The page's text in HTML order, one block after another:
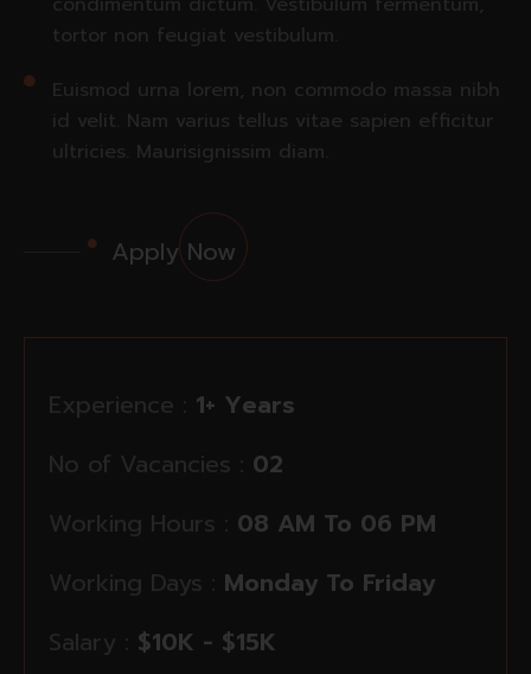
tortor non feugiat vestibulum.
Euismod urna lorem, non commodo massa nibh
id velit. Nam varius tellus vitae sapien efficitur
ultricies. Maurisignissim diam.
Apply Now
Experience :
1+ Years
No of Vacancies :
02
Working Hours :
08 AM To 06 PM
Working Days :
Monday To Friday
Salary :
$10K - $15K